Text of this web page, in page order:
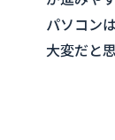
パソコン
大変だと